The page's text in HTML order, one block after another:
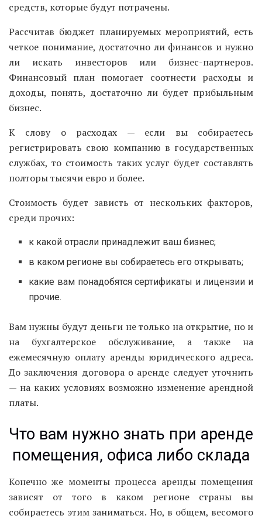
средств, которые будут потрачены.
Рассчитав бюджет планируемых мероприятий, есть
четкое понимание, достаточно ли финансов и нужно
ли искать инвесторов или бизнес-партнеров.
Финансовый план помогает соотнести расходы и
доходы, понять, достаточно ли будет прибыльным
бизнес.
К слову о расходах — если вы собираетесь
регистрировать свою компанию в государственных
службах, то стоимость таких услуг будет составлять
полторы тысячи евро и более.
Стоимость будет зависть от нескольких факторов,
среди прочих:
к какой отрасли принадлежит ваш бизнес;
в каком регионе вы собираетесь его открывать;
какие вам понадобятся сертификаты и лицензии и
прочие.
Вам нужны будут деньги не только на открытие, но и
на бухгалтерское обслуживание, а также на
ежемесячную оплату аренды юридического адреса.
До заключения договора о аренде следует уточнить
— на каких условиях возможно изменение арендной
платы.
Что вам нужно знать при аренде
помещения, офиса либо склада
Конечно же моменты процесса аренды помещения
зависят от того в каком регионе страны вы
собираетесь этим заниматься. Но, в общем, весомого